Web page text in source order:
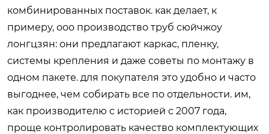
комбинированных поставок. как делает, к
примеру, ооо производство труб сюйчжоу
лонгцзян: они предлагают каркас, пленку,
системы крепления и даже советы по монтажу в
одном пакете. для покупателя это удобно и часто
выгоднее, чем собирать все по отдельности. им,
как производителю с историей с 2007 года,
проще контролировать качество комплектующих